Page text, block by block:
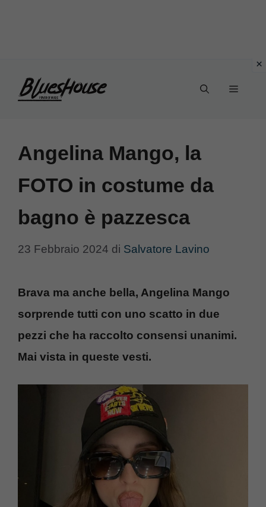
Menu
Angelina Mango, la
FOTO in costume da
bagno è pazzesca
23 Febbraio 2024 di Salvatore Lavino
Brava ma anche bella, Angelina Mango
sorprende tutti con uno scatto in due
pezzi che ha raccolto consensi unanimi.
Mai vista in queste vesti.